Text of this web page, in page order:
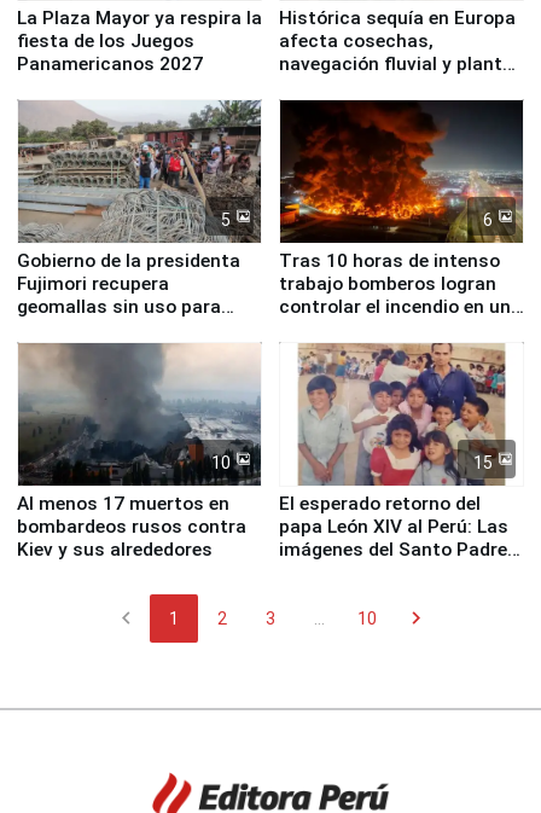
La Plaza Mayor ya respira la
fiesta de los Juegos
Panamericanos 2027
Histórica sequía en Europa
afecta cosechas,
navegación fluvial y plantas
5
Gobierno de la presidenta
Fujimori recupera
geomallas sin uso para
Fenómeno El Niño
6
Tras 10 horas de intenso
trabajo bomberos logran
controlar el incendio en una
de Chile
10
Al menos 17 muertos en
bombardeos rusos contra
Kiev y sus alrededores
15
El esperado retorno del
papa León XIV al Perú: Las
imágenes del Santo Padre
chevron_left 1 2 3 10 chevron_right